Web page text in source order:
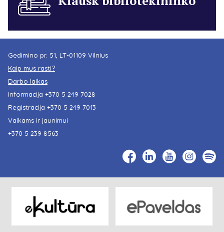
Gedimino pr. 51, LT-01109 Vilnius
Kaip mus rasti?
Darbo laikas
Informacija +370 5 249 7028
Registracija +370 5 249 7013
Vaikams ir jaunimui
+370 5 239 8563